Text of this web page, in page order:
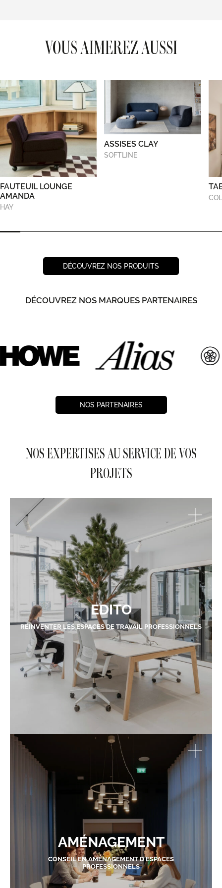
VOUS AIMEREZ AUSSI
FAUTEUIL LOUNGE
AMANDA
HAY
ASSISES CLAY
SOFTLINE
DÉCOUVREZ NOS PRODUITS
DÉCOUVREZ NOS MARQUES PARTENAIRES
NOS PARTENAIRES
NOS EXPERTISES AU SERVICE DE VOS
PROJETS
EDITO
RÉINVENTER LES ESPACES DE TRAVAIL PROFESSIONNELS
AMÉNAGEMENT
CONSEIL EN AMÉNAGEMENT D'ESPACES
PROFESSIONNELS